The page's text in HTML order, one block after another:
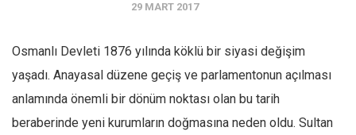
Abone olmak istiyorum
Sosyal Medya
Twitter
29 MART 2017
Osmanlı Devleti 1876 yılında köklü bir siyasi değişim
yaşadı. Anayasal düzene geçiş ve parlamentonun açılması
anlamında önemli bir dönüm noktası olan bu tarih
beraberinde yeni kurumların doğmasına neden oldu. Sultan